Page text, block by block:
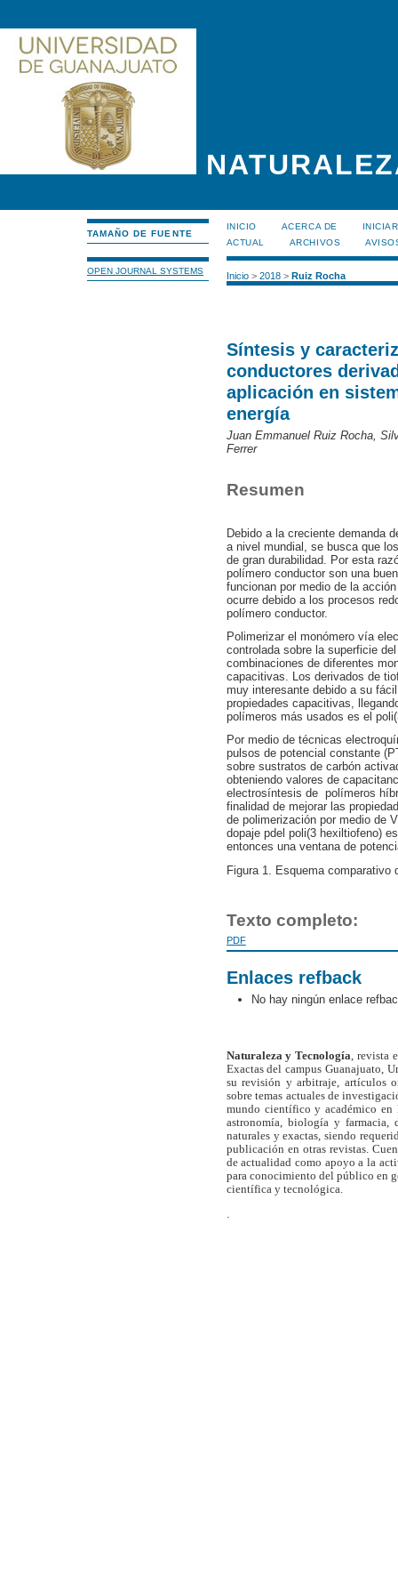
TAMAÑO DE FUENTE
OPEN JOURNAL SYSTEMS
INICIO ACERCA DE
ACTUAL
ARCHIVOS
Inicio> 2018> Ruiz Rocha
Síntesis y
conductores
aplicación en
energía
Juan Emmanuel Ruiz Rocha,
Ferrer
Resumen
Debido a la creciente demanda
a nivel mundial, se busca que
de gran durabilidad. Por esta
polímero conductor son una
funcionan por medio de la
ocurre debido a los procesos
polímero conductor.
Polimerizar el monómero vía
controlada sobre la superficie
combinaciones de diferentes
capacitivas. Los derivados de
muy interesante debido a su
propiedades capacitivas,
polímeros más usados es el
Por medio de técnicas
pulsos de potencial constante
sobre sustratos de carbón
obteniendo valores de
electrosíntesis de polímeros
finalidad de mejorar las
de polimerización por medio de
dopaje pdel poli(3 hexiltiofeno)
entonces una ventana de
Figura 1. Esquema comparativo
Texto completo:
PDF
Enlaces refback
No hay ningún enlace
Naturaleza y Tecnología, revista
Exactas del campus Guanajuato,
su revisión y arbitraje, artículos
sobre temas actuales de
mundo científico y académico en
astronomía, biología y farmacia,
naturales y exactas, siendo
publicación en otras revistas.
de actualidad como apoyo a la
para conocimiento del público en
científica y tecnológica.